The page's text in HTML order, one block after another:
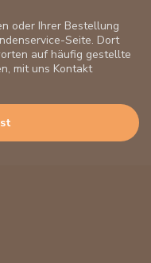
oder Ihrer Bestellung
Seite. Dort
auf häufig gestellte
mit uns Kontakt